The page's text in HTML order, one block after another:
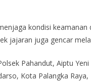
kondisi
jajaran juga gencar
Pahandut, Aiptu
Kota Palangka